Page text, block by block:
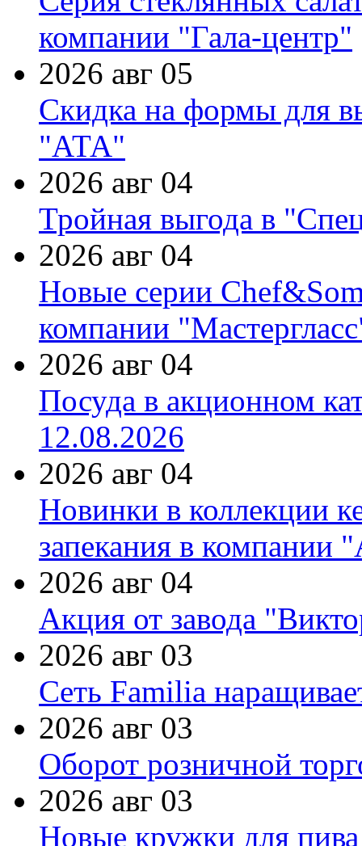
компании "Гала-центр"
2026 авг 05
Скидка на формы для
"АТА"
2026 авг 04
Тройная выгода в
2026 авг 04
Новые серии
компании
2026 авг 04
Посуда в акционном
12.08.2026
2026 авг 04
Новинки в коллекции
запекания в компании
2026 авг 04
Акция от завода
2026 авг 03
Сеть Familia
2026 авг 03
Оборот розничной
2026 авг 03
Новые кружки для